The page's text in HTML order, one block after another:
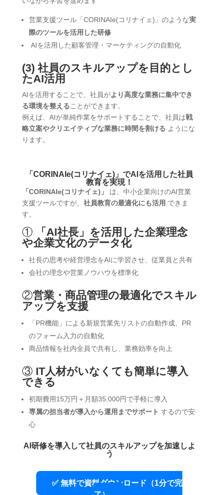
営業支援ツール「CORINAIe(コリナイェ)」のような実
際のツールを活用した研修
AIを活用した顧客管理・マーケティングの自動化
(3) 社員のスキルアップを目的とし
たAI活用
AIを活用することで、社員がより高度な業務に集中でき
る環境を整えることができます。
例えば、AIが単純作業をサポートすることで、社員は戦
略立案やクリエイティブな業務に時間を割ける ようにな
ります。
「CORINAIe(コリナイェ)」でAIを活用した社員
教育を実現！
「CORINAIe(コリナイェ)」
は、中小企業向けのAI営業
支援ツールですが、 社員教育の最適化にも活用 できま
す。
①
「AI社長」を活用した企業理念
や企業文化のデータ化
社長の思考や経営理念をAIに学習させ、従業員と共有
会社の理念や営業ノウハウを標準化
②営業・商品管理の最適化でスキル
アップを支援
「PR機能」による新規営業先リストの自動作成、PR
のフォーム入力の自動化
商品情報を社内全員で共有し、業務効率を向上
③ IT人材がいなくても簡単に導入
できる
初期費用15万円＋月額35,000円で手軽に導入
専属の担当者が導入から運用までサポート するので安
心
AI研修を導入して社員のスキルアップを加速しよ
う
✅ 無料で資料ダウンロード（1分で完